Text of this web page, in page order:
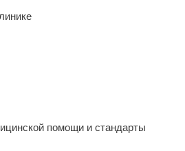
помощи и стандарты